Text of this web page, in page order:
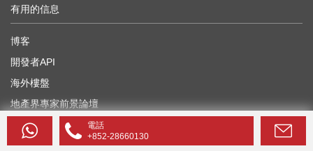
電話
+852-28660130
有用的信息
博客
開發者API
海外樓盤
地產界專家前景論壇
海外房產